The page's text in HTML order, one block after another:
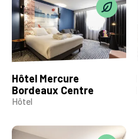
Hôtel Mercure
Bordeaux Centre
Hôtel